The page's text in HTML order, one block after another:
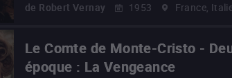
de Robert Vernay 1953 France,
Le Comte de Monte-Cristo -
époque : La Vengeance